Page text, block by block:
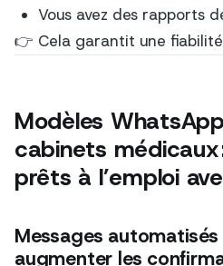
Vous avez des rapports
👉 Cela garantit une
Modèles
cabinets médicaux
prêts à l’emploi
Messages
augmenter les